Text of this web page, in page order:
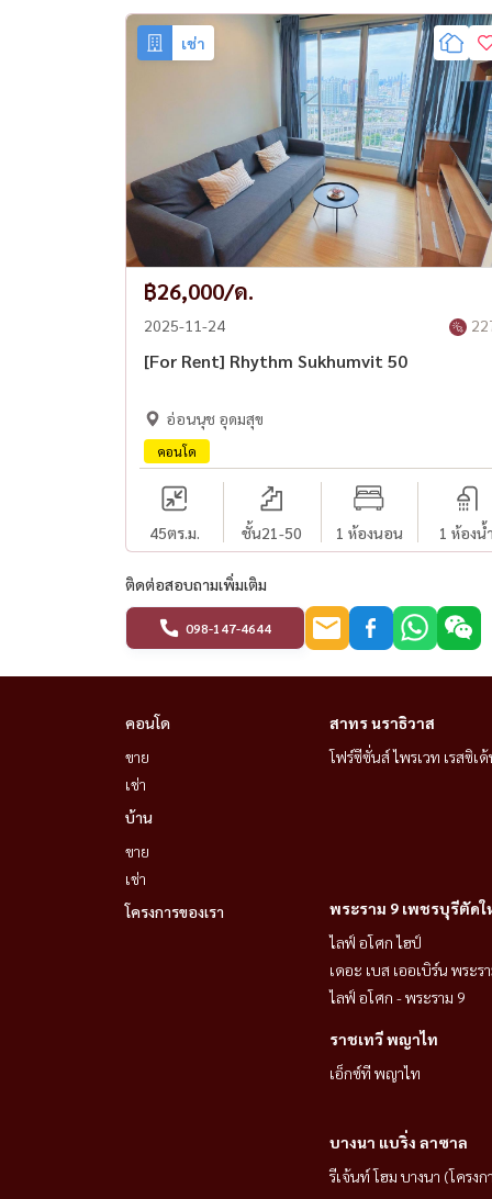
• ทำเลเดินทางสะดวก ใกล้ทั้ง BTS และ MRT
• เหมาะสำหรับครอบครัวและชาวต่างชาติ
สถานที่ใกล้เคียง
• BTS ปุณณวิถี
• MRT สวนหลวง ร.9
• รถไฟฟ้าสายสีเหลือง
• Paradise Park
• Central Bangna
• True Digital Park
• 7-Eleven
• CJ Mall
• Glory Singapore International School
• Wells International School Bangna
• St. Mark\'s Australian International School
• Centurion International School Bangkok
• Anglo Singapore International School
เช่า
฿26,000/ด.
2025-11-24
[For Rent] Rhythm Sukhumvit 50
อ่อนนุช อุดมสุข
คอนโด
45ตร.ม. ชั้น21-50 1 ห้องนอน 1 ห้องน้ำ
ติดต่อสอบถามเพิ่มเติม
098-147-4644
คอนโด
ขาย
เช่า
บ้าน
ขาย
เช่า
โครงการของเรา
สาทร นราธิวาส
โฟร์ซีซั่นส์ ไพรเวท เรสซิเ
พระราม 9 เพชรบุรีตัดใ
ไลฟ์ อโศก ไฮป์
เดอะ เบส เออเบิร์น พระร
ไลฟ์ อโศก - พระราม 9
ราชเทวี พญาไท
เอ็กซ์ที พญาไท
บางนา แบริ่ง ลาซาล
รีเจ้นท์ โฮม บางนา (โครงก